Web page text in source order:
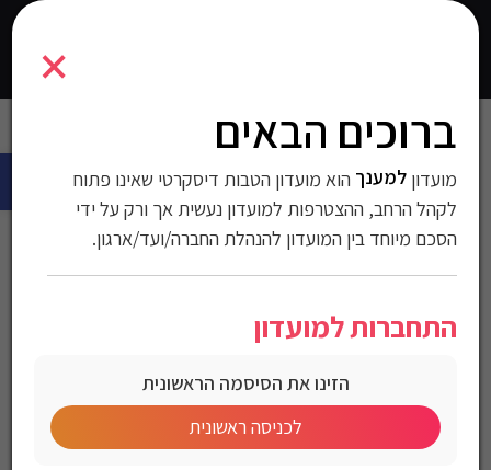
×
ברוכים הבאים
מועדוןלמענך הוא מועדון הטבות דיסקרטי שאינו פתוח
לקהל הרחב, ההצטרפות למועדון נעשית אך ורק על ידי
הסכם מיוחד בין המועדון להנהלת החברה/ועד/ארגון.
התחברות למועדון
הזינו את הסיסמה הראשונית
לכניסה ראשונית
2100352
>חולצות חולצות טישרט
טי שירט Nautica לגברים
מק"ט:2100352
Nautica Men’s T-Shirt